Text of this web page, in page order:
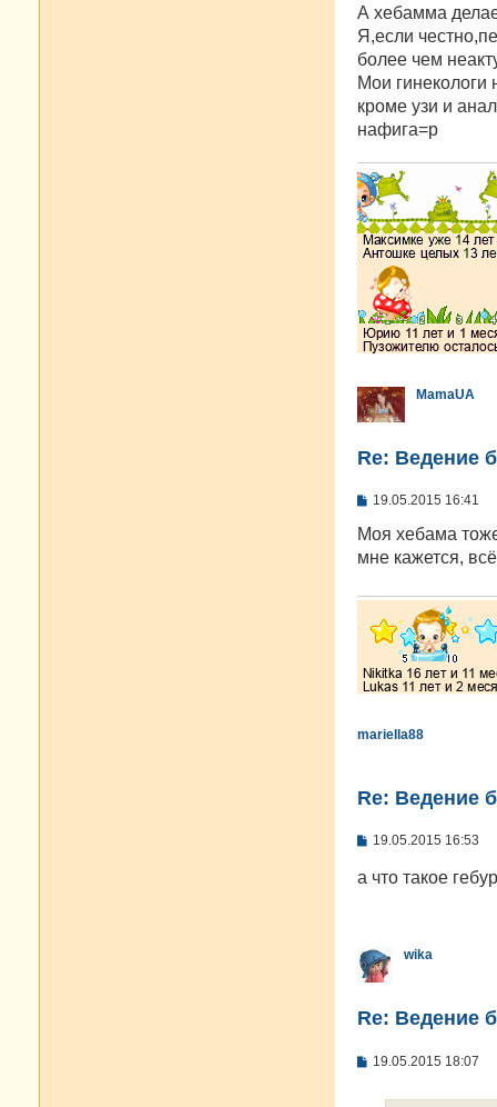
о
щ
е
и
е
А хебамма
Я,если
более чем
Мои гинекологи
кроме узи и
нафига=р
MamaUA
Re: Ведение
С
о
щ
н
е
19.05.2015 16:41
Моя хебама
мне кажется,
mariella88
Re: Ведение
С
о
и
е
19.05.2015 16:53
а что такое
wika
Re: Ведение
С19.05.2015 18:07